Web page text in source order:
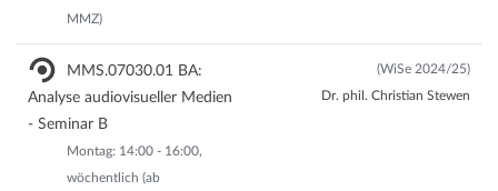
MMZ)
MMS.07030.01 BA:
Analyse audiovisueller Medien
- Seminar B
Montag: 14:00 - 16:00,
wöchentlich (ab
(WiSe 2024/25)
Dr. phil. Christian Stewen